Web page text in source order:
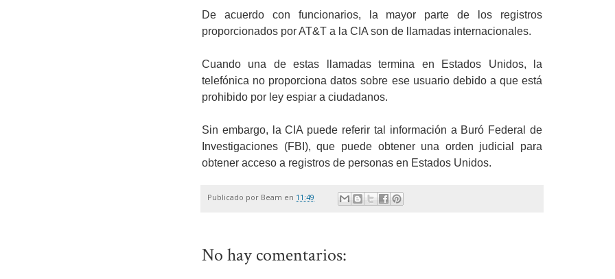
De acuerdo con funcionarios, la mayor parte de los registros
proporcionados por AT&T a la CIA son de llamadas internacionales.
Cuando una de estas llamadas termina en Estados Unidos, la
telefónica no proporciona datos sobre ese usuario debido a que está
prohibido por ley espiar a ciudadanos.
Sin embargo, la CIA puede referir tal información a Buró Federal de
Investigaciones (FBI), que puede obtener una orden judicial para
obtener acceso a registros de personas en Estados Unidos.
Publicado por Beam en 11:49
No hay comentarios: